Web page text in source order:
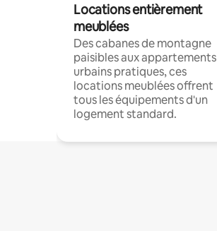
Locations entièrement
meublées
Des cabanes de montagne
paisibles aux appartements
urbains pratiques, ces
locations meublées offrent
tous les équipements d'un
logement standard.